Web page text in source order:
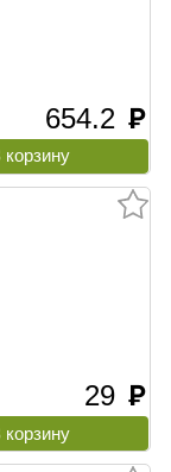
654.2 руб
29 руб